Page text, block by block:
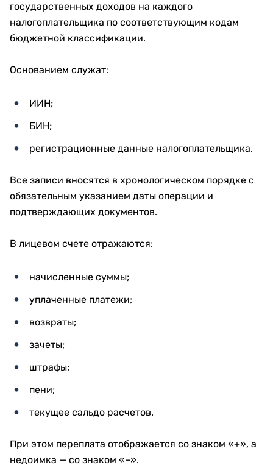
государственных доходов на каждого
налогоплательщика по соответствующим кодам
бюджетной классификации.
Основанием служат:
ИИН;
БИН;
регистрационные данные налогоплательщика.
Все записи вносятся в хронологическом порядке с
обязательным указанием даты операции и
подтверждающих документов.
В лицевом счете отражаются:
начисленные суммы;
уплаченные платежи;
возвраты;
зачеты;
штрафы;
пени;
текущее сальдо расчетов.
При этом переплата отображается со знаком «+», а
недоимка — со знаком «–».